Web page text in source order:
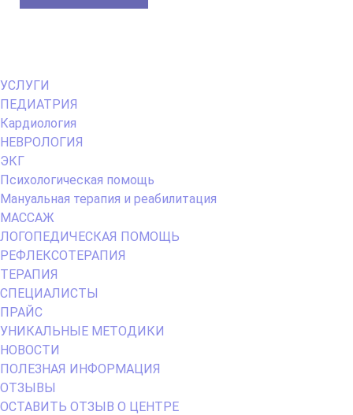
Primary
Menu
УСЛУГИ
ПЕДИАТРИЯ
Кардиология
НЕВРОЛОГИЯ
ЭКГ
Психологическая помощь
Мануальная терапия и реабилитация
МАССАЖ
ЛОГОПЕДИЧЕСКАЯ ПОМОЩЬ
РЕФЛЕКСОТЕРАПИЯ
ТЕРАПИЯ
СПЕЦИАЛИСТЫ
ПРАЙС
УНИКАЛЬНЫЕ МЕТОДИКИ
НОВОСТИ
ПОЛЕЗНАЯ ИНФОРМАЦИЯ
ОТЗЫВЫ
ОСТАВИТЬ ОТЗЫВ О ЦЕНТРЕ